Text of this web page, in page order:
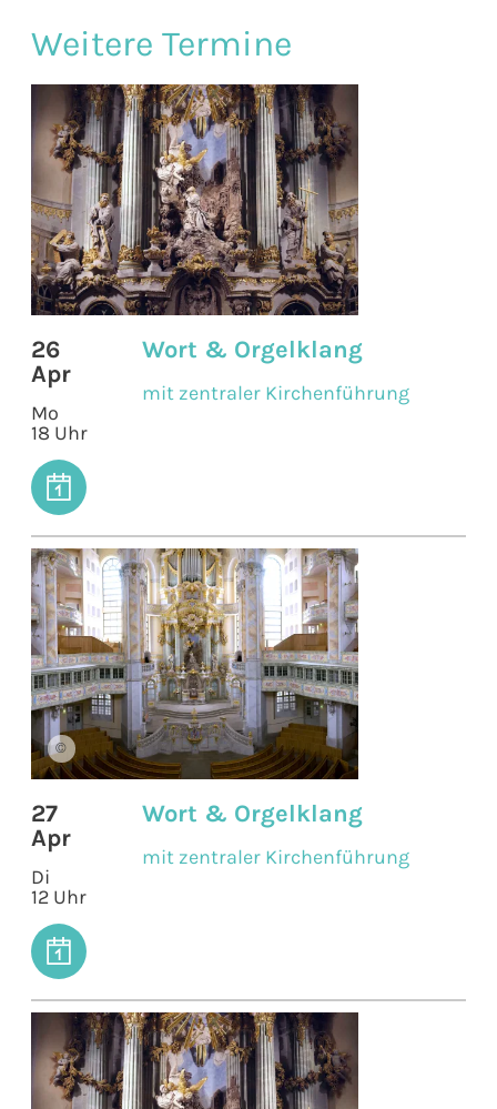
Weitere Termine
26
Apr
Mo
18 Uhr
Wort & Orgelklang
mit zentraler Kirchenführung
©
27
Apr
Di
12 Uhr
Wort & Orgelklang
mit zentraler Kirchenführung